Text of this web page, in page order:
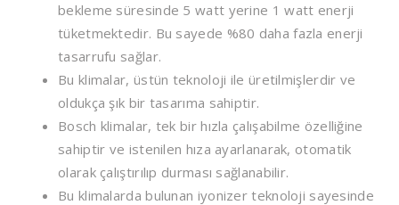
bekleme süresinde 5 watt yerine 1 watt enerji
tüketmektedir. Bu sayede %80 daha fazla enerji
tasarrufu sağlar.
Bu klimalar, üstün teknoloji ile üretilmişlerdir ve
oldukça şık bir tasarıma sahiptir.
Bosch klimalar, tek bir hızla çalışabilme özelliğine
sahiptir ve istenilen hıza ayarlanarak, otomatik
olarak çalıştırılıp durması sağlanabilir.
Bu klimalarda bulunan iyonizer teknoloji sayesinde